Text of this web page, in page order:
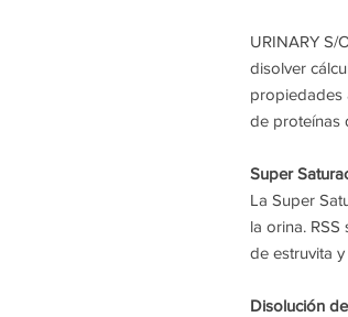
URINARY
disolver
propiedades
de proteínas
Super
La Super
la orina.
de estruvita
Disolución